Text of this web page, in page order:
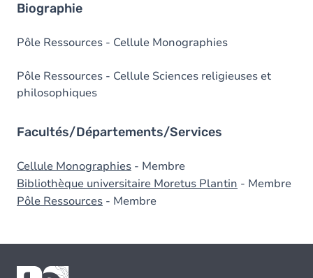
Biographie
Pôle Ressources - Cellule Monographies
Pôle Ressources - Cellule Sciences religieuses et
philosophiques
Facultés/Départements/Services
Cellule Monographies - Membre
Bibliothèque universitaire Moretus Plantin - Membre
Pôle Ressources - Membre